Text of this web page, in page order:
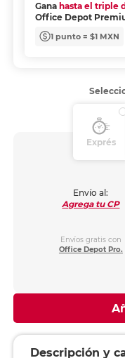
Gana hasta el triple
Office Depot
1 punto = $1 MXN
Exprés
Envío al:
Agrega tu CP
Envíos gratis con
Office Depot Pro.
Descripción y